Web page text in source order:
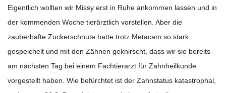
Eigentlich wollten wir Missy erst in Ruhe ankommen lassen und in
der kommenden Woche tierärztlich vorstellen. Aber die
zauberhafte Zuckerschnute hatte trotz Metacam so stark
gespeichelt und mit den Zähnen geknirscht, dass wir sie bereits
am nächsten Tag bei einem Fachtierarzt für Zahnheilkunde
vorgestellt haben. Wie befürchtet ist der Zahnstatus katastrophal,